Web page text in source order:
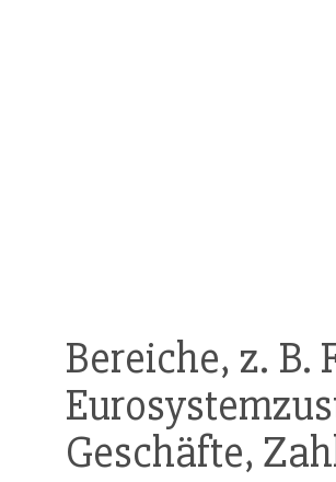
Bereiche, z.
Geschäfte,